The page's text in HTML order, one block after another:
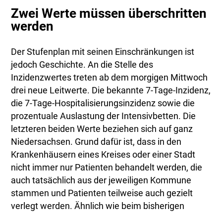
Zwei Werte müssen überschritten
werden
Der Stufenplan mit seinen Einschränkungen ist
jedoch Geschichte. An die Stelle des
Inzidenzwertes treten ab dem morgigen Mittwoch
drei neue Leitwerte. Die bekannte 7-Tage-Inzidenz,
die 7-Tage-Hospitalisierungsinzidenz sowie die
prozentuale Auslastung der Intensivbetten. Die
letzteren beiden Werte beziehen sich auf ganz
Niedersachsen. Grund dafür ist, dass in den
Krankenhäusern eines Kreises oder einer Stadt
nicht immer nur Patienten behandelt werden, die
auch tatsächlich aus der jeweiligen Kommune
stammen und Patienten teilweise auch gezielt
verlegt werden. Ähnlich wie beim bisherigen